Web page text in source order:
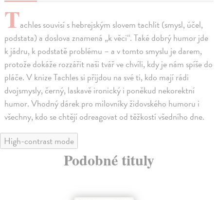
Tachles souvisí s hebrejským slovem tachlit (smysl, účel,
podstata) a doslova znamená „k věci“. Také dobrý humor jde
k jádru, k podstatě problému – a v tomto smyslu je darem,
protože dokáže rozzářit naši tvář ve chvíli, kdy je nám spíše do
pláče. V knize Tachles si přijdou na své ti, kdo mají rádi
dvojsmysly, černý, laskavě ironický i poněkud nekorektní
humor. Vhodný dárek pro milovníky židovského humoru i
všechny, kdo se chtějí odreagovat od těžkostí všedního dne.
High-contrast mode
Podobné tituly